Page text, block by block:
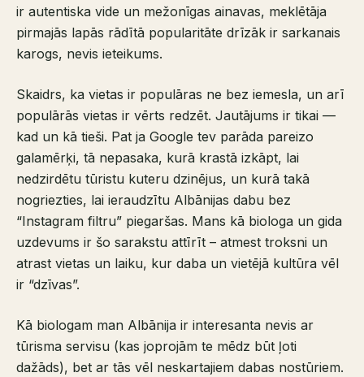
ir autentiska vide un mežonīgas ainavas, meklētāja
pirmajās lapās rādītā popularitāte drīzāk ir sarkanais
karogs, nevis ieteikums.
Skaidrs, ka vietas ir populāras ne bez iemesla, un arī
populārās vietas ir vērts redzēt. Jautājums ir tikai —
kad un kā tieši. Pat ja Google tev parāda pareizo
galamērķi, tā nepasaka, kurā krastā izkāpt, lai
nedzirdētu tūristu kuteru dzinējus, un kurā takā
nogriezties, lai ieraudzītu Albānijas dabu bez
“Instagram filtru” piegaršas. Mans kā biologa un gida
uzdevums ir šo sarakstu attīrīt – atmest troksni un
atrast vietas un laiku, kur daba un vietējā kultūra vēl
ir “dzīvas”.
Kā biologam man Albānija ir interesanta nevis ar
tūrisma servisu (kas joprojām te mēdz būt ļoti
dažāds), bet ar tās vēl neskartajiem dabas nostūriem.